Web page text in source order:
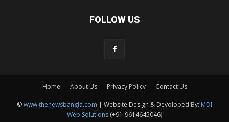
FOLLOW US
Home About Us Privacy Policy Contact Us
©www.thenewsbangla.com | Website Design & Devoloped By: MDI
Web Solutions (+91-9614645046)